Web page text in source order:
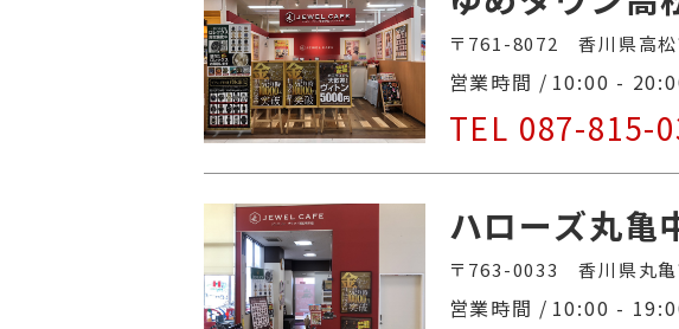
TEL 087-815-
〒761-8072 香川県高松
営業時間 10:00 -
ハローズ丸亀
〒763-0033 香川県丸亀
営業時間 10:00 -